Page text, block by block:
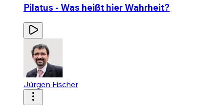
Pilatus - Was heißt hier Wahrheit?
Jürgen Fischer